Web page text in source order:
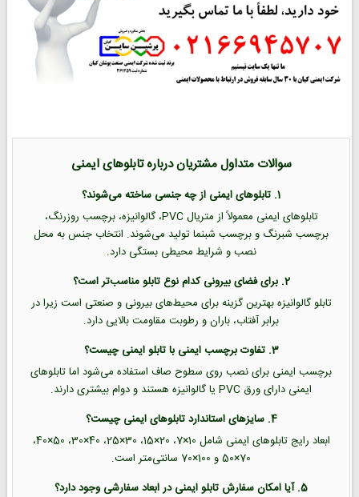
سوالات متداول مشتریان درباره تابلوهای ایمنی
1. تابلوهای ایمنی از چه جنسی ساخته می‌شوند؟
تابلوهای ایمنی معمولاً از متریال PVC، گالوانیزه، برچسب روزرنگ،
برچسب شبرنگ و برچسب شبنما تولید می‌شوند. انتخاب جنس به محل
نصب و شرایط محیطی بستگی دارد.
2. برای فضای بیرونی کدام نوع تابلو مناسب‌تر است؟
تابلو گالوانیزه بهترین گزینه برای محیط‌های بیرونی و صنعتی است زیرا در
برابر آفتاب، باران و رطوبت مقاومت بالایی دارد.
3. تفاوت برچسب ایمنی با تابلو ایمنی چیست؟
برچسب ایمنی برای نصب روی سطوح صاف استفاده می‌شود اما تابلوهای
ایمنی دارای ورق PVC یا گالوانیزه هستند و دوام بیشتری دارند.
4. سایزهای استاندارد تابلوهای ایمنی چیست؟
ابعاد رایج تابلوهای ایمنی شامل 10×7، 20×15، 30×25، 40×30، 50×40،
70×50 و 100×70 سانتی‌متر است.
5. آیا امکان سفارش تابلو ایمنی در ابعاد سفارشی وجود دارد؟